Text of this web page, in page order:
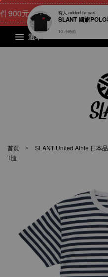
元 點我 立即購 24 天
選單
首頁 ›
SLANT United Athle 日本
T恤